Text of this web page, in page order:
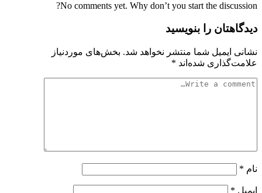
No comments yet. Why don’t you start the discussion?
دیدگاهتان را بنویسید
نشانی ایمیل شما منتشر نخواهد شد. بخش‌های موردنیاز
علامت‌گذاری شده‌اند *
نام *
ایمیل *